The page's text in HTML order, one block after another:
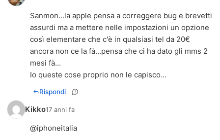
Sanmon...la apple pensa a correggere bug e brevetti
assurdi ma a mettere nelle impostazioni un opzione
così elementare che c'è in qualsiasi tel da 20€
ancora non ce la fà...pensa che ci ha dato gli mms 2
mesi fà...
Io queste cose proprio non le capisco...
Rispondi
Kikko17 anni fa
@iphoneitalia